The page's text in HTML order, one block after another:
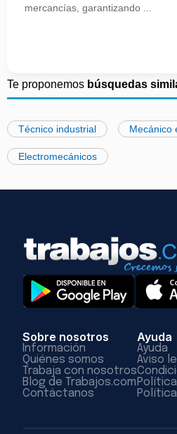
mercancías, garantizando ...
Te proponemos búsquedas
Técnico industrial Mecánico
Electromecánicos
Sobre nosotros
Información
Quiénes somos
Trabaja con nosotros
Blog de Trabajos.com
Contáctanos
Ayuda
Ayuda
Aviso